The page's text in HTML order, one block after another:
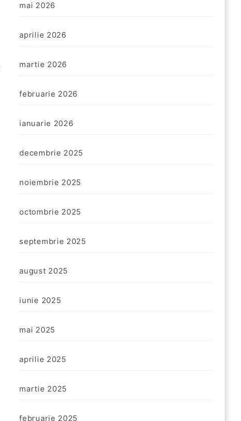
mai 2026
aprilie 2026
martie 2026
februarie 2026
ianuarie 2026
decembrie 2025
noiembrie 2025
octombrie 2025
septembrie 2025
august 2025
iunie 2025
mai 2025
aprilie 2025
martie 2025
februarie 2025